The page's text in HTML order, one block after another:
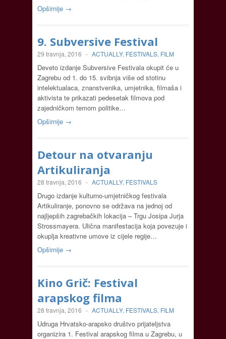
Opširnije →
9. Subversive Festival
29 travnja, 2016 - ACTUALLY, FESTIVALS, FILM
Deveto izdanje Subversive Festivala okupit će u
Zagrebu od 1. do 15. svibnja više od stotinu
intelektualaca, znanstvenika, umjetnika, filmaša i
aktivista te prikazati pedesetak filmova pod
zajedničkom temom politike…
Opširnije →
Detour na otvaranju
Artikuliranja
28 travnja, 2016 - ACTUALLY, FESTIVALS
Drugo izdanje kulturno-umjetničkog festivala
Artikuliranje, ponovno se održava na jednoj od
najljepših zagrebačkih lokacija – Trgu Josipa Jurja
Strossmayera. Ulična manifestacija koja povezuje i
okuplja kreativne umove iz cijele regije…
Opširnije →
Kino Grič: Festival
arapskog filma
28 travnja, 2016 - ACTUALLY, FESTIVALS, FILM
Udruga Hrvatsko-arapsko društvo prijateljstva
organizira 1. Festival arapskog filma u Zagrebu, u